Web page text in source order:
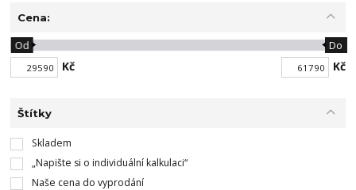
Cena:
Kč
Od Do
Kč
Štítky
Skladem
„Napište si o individuální kalkulaci“
Naše cena do vyprodání